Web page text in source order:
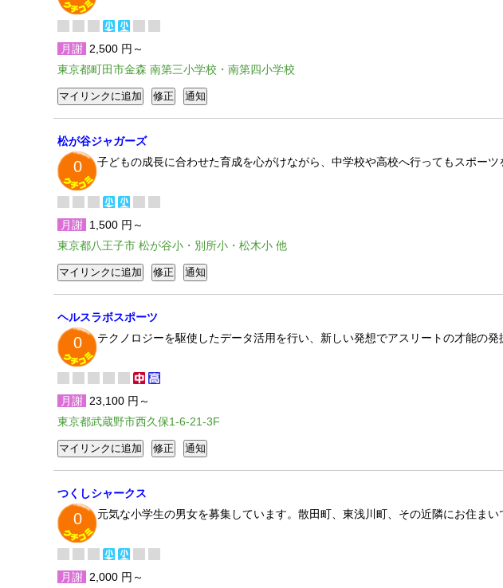
月謝 2,500 円～
東京都町田市金森 南第三小学校・南第四小学校
松が谷ジャガーズ
0 子どもの成長に合わせた育成を心がけながら、中学校や高校へ行ってもスポー
月謝 1,500 円～
東京都八王子市 松が谷小・別所小・松木小 他
ヘルスラボスポーツ
0 テクノロジーを駆使したデータ活用を行い、新しい発想でアスリートの才能の発
月謝 23,100 円～
東京都武蔵野市西久保1-6-21-3F
つくしシャークス
0 元気な小学生の男女を募集しています。散田町、東浅川町、その近隣にお住ま
月謝 2,000 円～